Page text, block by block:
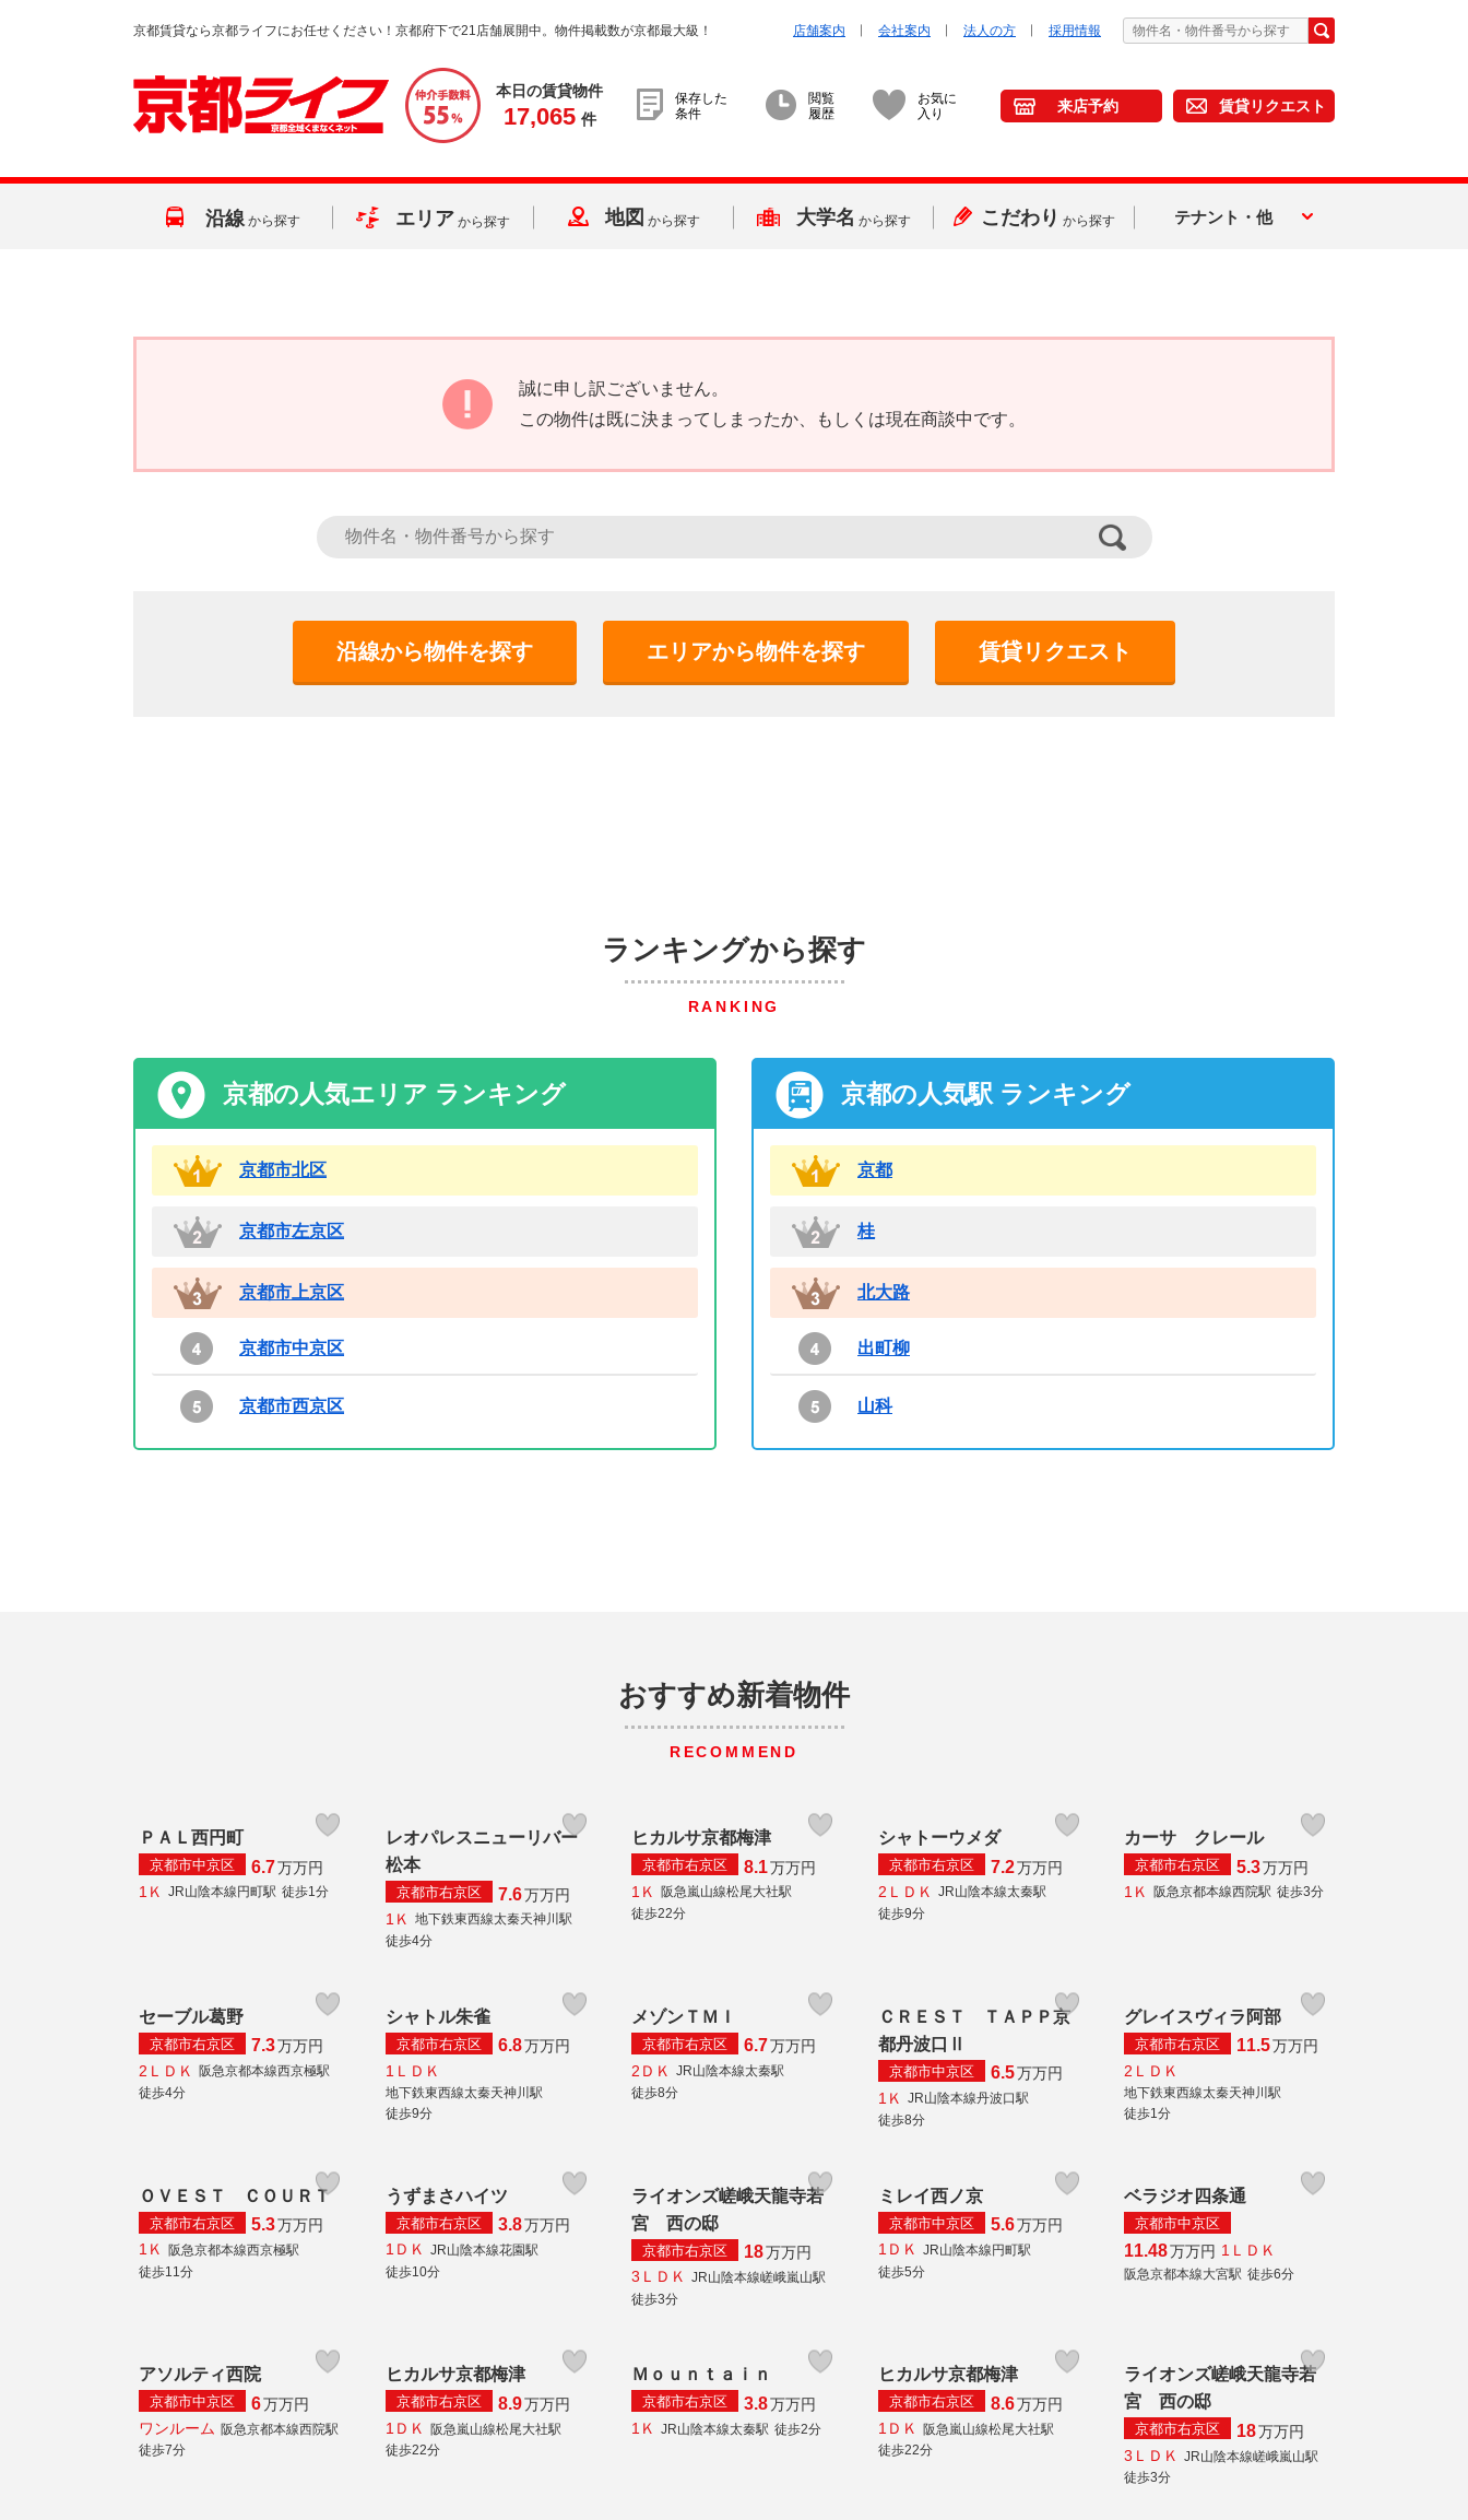
京都賃貸なら京都ライフにお任せください！京都府下で21店舗展開中。物件掲載数が京都最大級！ 店舗案内 会社案内 法人の方 採用情報
本日の賃貸物件
17,065 件
保存した
条件
閲覧
履歴
お気に
入り
来店予約 賃貸リクエスト
沿線 から探す エリア から探す 地図 から探す 大学名 から探す こだわり から探す テナント・他
誠に申し訳ございません。
この物件は既に決まってしまったか、もしくは現在商談中です。
沿線から物件を探す エリアから物件を探す 賃貸リクエスト
ランキングから探す
RANKING
京都の人気エリア ランキング
京都市北区
京都市左京区
京都市上京区
京都市中京区
京都市西京区
京都の人気駅 ランキング
京都
桂
北大路
出町柳
山科
おすすめ新着物件
RECOMMEND
ＰＡＬ西円町
京都市中京区 6.7万万円
1Ｋ
JR山陰本線円町駅 徒歩1分
レオパレスニューリバー
松本
京都市右京区 7.6万万円
1Ｋ
地下鉄東西線太秦天神川駅
徒歩4分
ヒカルサ京都梅津
京都市右京区 8.1万万円
1Ｋ
阪急嵐山線松尾大社駅
徒歩22分
シャトーウメダ
京都市右京区 7.2万万円
2ＬＤＫ
JR山陰本線太秦駅
徒歩9分
カーサ クレール
京都市右京区 5.3万万円
1Ｋ
阪急京都本線西院駅 徒歩3分
セーブル葛野
京都市右京区 7.3万万円
2ＬＤＫ
阪急京都本線西京極駅
徒歩4分
シャトル朱雀
京都市右京区 6.8万万円
1ＬＤＫ
地下鉄東西線太秦天神川駅
徒歩9分
メゾンＴＭＩ
京都市右京区 6.7万万円
2ＤＫ
JR山陰本線太秦駅
徒歩8分
ＣＲＥＳＴ ＴＡＰＰ京
都丹波口Ⅱ
京都市中京区 6.5万万円
1Ｋ
JR山陰本線丹波口駅
徒歩8分
グレイスヴィラ阿部
京都市右京区 11.5万万円
2ＬＤＫ
地下鉄東西線太秦天神川駅
徒歩1分
ＯＶＥＳＴ ＣＯＵＲＴ
京都市右京区 5.3万万円
1Ｋ 阪急京都本線西京極駅
徒歩11分
うずまさハイツ
京都市右京区 3.8万万円
1ＤＫ JR山陰本線花園駅
徒歩10分
ライオンズ嵯峨天龍寺若
宮 西の邸
京都市右京区 18万万円
3ＬＤＫ JR山陰本線嵯峨嵐山駅
徒歩3分
ミレイ西ノ京
京都市中京区 5.6万万円
1ＤＫ JR山陰本線円町駅
徒歩5分
ベラジオ四条通
京都市中京区
11.48万万円 1ＬＤＫ
阪急京都本線大宮駅 徒歩6分
アソルティ西院
京都市中京区 6万万円
ワンルーム 阪急京都本線西院駅
徒歩7分
ヒカルサ京都梅津
京都市右京区 8.9万万円
1ＤＫ
阪急嵐山線松尾大社駅
徒歩22分
Ｍｏｕｎｔａｉｎ
京都市右京区 3.8万万円
1Ｋ
JR山陰本線太秦駅 徒歩2分
ヒカルサ京都梅津
京都市右京区 8.6万万円
1ＤＫ
阪急嵐山線松尾大社駅
徒歩22分
ライオンズ嵯峨天龍寺若
宮 西の邸
京都市右京区 18万万円
3ＬＤＫ
JR山陰本線嵯峨嵐山駅
徒歩3分